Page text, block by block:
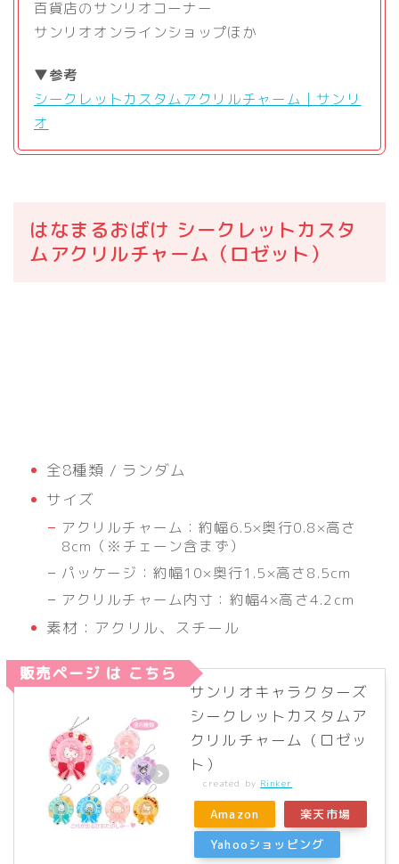
百貨店のサンリオコーナー
サンリオオンラインショップほか
▼参考
シークレットカスタムアクリルチャーム｜サンリ
オ
はなまるおばけ シークレットカスタ
ムアクリルチャーム（ロゼット）
全8種類 / ランダム
サイズ
アクリルチャーム：約幅6.5×奥行0.8×高さ
8cm（※チェーン含まず）
パッケージ：約幅10×奥行1.5×高さ8.5cm
アクリルチャーム内寸：約幅4×高さ4.2cm
素材：アクリル、スチール
サンリオキャラクターズ
シークレットカスタムア
クリルチャーム（ロゼッ
ト）
created by Rinker
Amazon
楽天市場
Yahooショッピング
販売ページ は こちら